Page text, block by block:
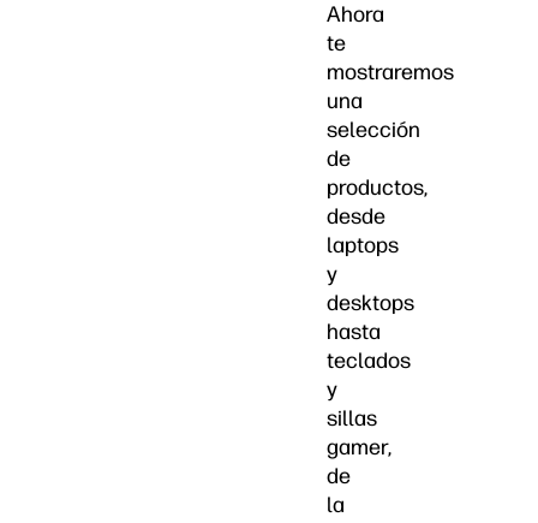
Ahora
te
mostraremos
una
selección
de
productos,
desde
laptops
y
desktops
hasta
teclados
y
sillas
gamer,
de
la